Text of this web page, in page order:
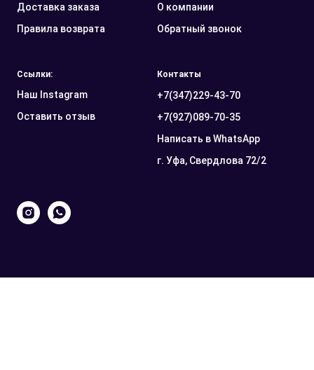
Доставка заказа
Правила возврата
О компании
Обратный звонок
Ссылки:
Наш Instagram
Оставить отзыв
Контакты
+7(347)229-43-70
+7(927)089-70-35
Написать в WhatsApp
г. Уфа, Свердлова 72/2